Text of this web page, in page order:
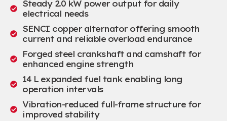
Steady2.0 kW power output for daily
electrical needs
SENCI copper alternator offering smooth
current and reliable overload endurance
Forged steel crankshaft and camshaft for
enhanced engine strength
14 L expanded fuel tank enabling long
operation intervals
Vibration-reduced full-frame structure for
improved stability